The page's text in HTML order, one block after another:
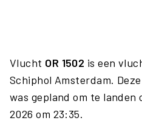
Vlucht OR 1502 is een
Schiphol Amsterdam.
was gepland om te landen
2026 om 23:35.